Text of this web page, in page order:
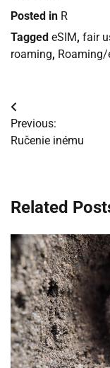
Posted in R
Tagged eSIM, fair
roaming,
Navigácia
v
Previous:
Ručenie inému
Related